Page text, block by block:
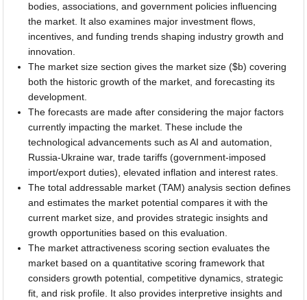
bodies, associations, and government policies influencing
the market. It also examines major investment flows,
incentives, and funding trends shaping industry growth and
innovation.
The market size section gives the market size ($b) covering
both the historic growth of the market, and forecasting its
development.
The forecasts are made after considering the major factors
currently impacting the market. These include the
technological advancements such as AI and automation,
Russia-Ukraine war, trade tariffs (government-imposed
import/export duties), elevated inflation and interest rates.
The total addressable market (TAM) analysis section defines
and estimates the market potential compares it with the
current market size, and provides strategic insights and
growth opportunities based on this evaluation.
The market attractiveness scoring section evaluates the
market based on a quantitative scoring framework that
considers growth potential, competitive dynamics, strategic
fit, and risk profile. It also provides interpretive insights and